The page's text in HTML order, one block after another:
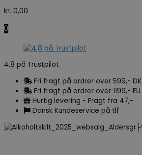
kr. 0,00
0
4,8 på Trustpilot
Fri fragt på ordrer over 599,- DK
Fri fragt på ordrer over 1199,- EU
Hurtig levering - Fragt fra 47,-
Dansk Kundeservice på tlf